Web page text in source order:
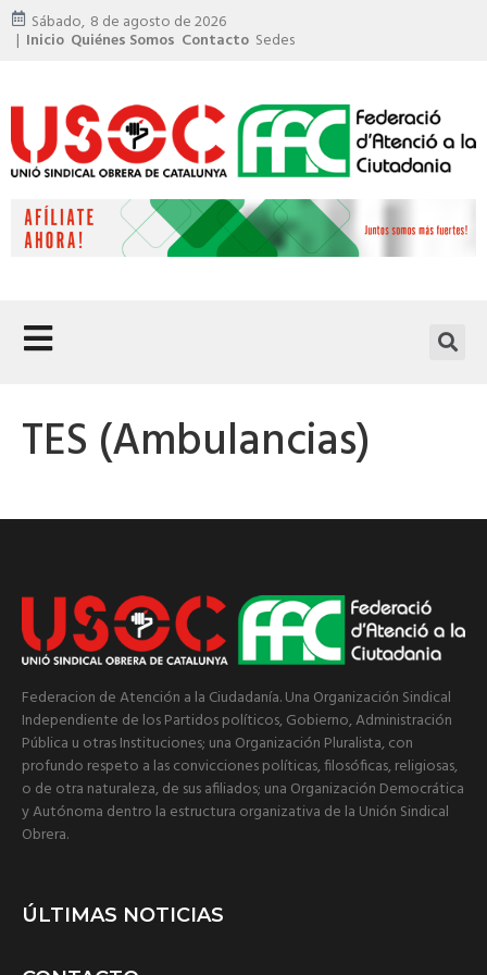
Sábado, 8 de agosto de 2026
| Inicio Quiénes Somos Contacto Sedes
TES (Ambulancias)
Federacion de Atención a la Ciudadanía. Una Organización Sindical
Independiente de los Partidos políticos, Gobierno, Administración
Pública u otras Instituciones; una Organización Pluralista, con
profundo respeto a las convicciones políticas, filosóficas, religiosas,
o de otra naturaleza, de sus afiliados; una Organización Democrática
y Autónoma dentro la estructura organizativa de la Unión Sindical
Obrera.
ÚLTIMAS NOTICIAS